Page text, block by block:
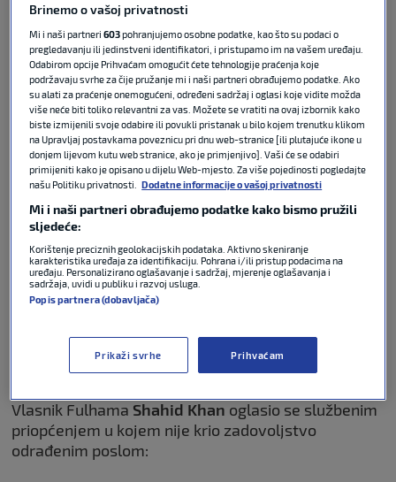
Mourinha,koji se nakon 13 godina vratio u Madrid i
popunio mjesto upražnjeno upravo Arbeloovim
odlaskom.
Nekadašnji igrač Kraljeva postaje
Mourinhov pomoćnik u Realu
LA LIGA 15. lip 2026
Sky: Novi engleski drugoligaš želi
Sigura, Hajduk traži oko tri
NOGOMET
Vlasnik Fulhama Shahid Khan oglasio se službenim
priopćenjem u kojem nije krio zadovoljstvo
odrađenim poslom:
Brinemo o vašoj privatnosti
Mi i naši partneri603pohranjujemo osobne podatke, kao što su podaci o
pregledavanju ili jedinstveni identifikatori, i pristupamo im na vašem uređaju.
Odabirom opcije Prihvaćam omogućit ćete tehnologije praćenja koje
podržavaju svrhe za čije pružanje mi i naši partneri obrađujemo podatke. Ako
su alati za praćenje onemogućeni, određeni sadržaj i oglasi koje vidite možda
više neće biti toliko relevantni za vas. Možete se vratiti na ovaj izbornik kako
biste izmijenili svoje odabire ili povukli pristanak u bilo kojem trenutku klikom
na Upravljaj postavkama poveznicu pri dnu web-stranice [ili plutajuće ikone u
donjem lijevom kutu web stranice, ako je primjenjivo]. Vaši će se odabiri
primijeniti kako je opisano u dijelu Web-mjesto. Za više pojedinosti pogledajte
našu Politiku privatnosti.
Dodatne informacije o vašoj privatnosti
Mi i naši partneri obrađujemo podatke kako bismo pružili
sljedeće:
Korištenje preciznih geolokacijskih podataka. Aktivno skeniranje
karakteristika uređaja za identifikaciju. Pohrana i/ili pristup podacima na
uređaju. Personalizirano oglašavanje i sadržaj, mjerenje oglašavanja i
sadržaja, uvidi u publiku i razvoj usluga.
Popis partnera (dobavljača)
Prikaži svrhe Prihvaćam